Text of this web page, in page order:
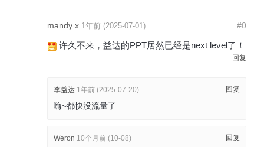
mandy x 1年前 (2025-07-01) #0
许久不来，益达的PPT居然已经是next level了！
回复
李益达 1年前 (2025-07-20)
嗨~都快没流量了
回复
Weron 10个月前 (10-08) 回复